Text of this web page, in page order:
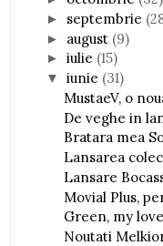
► septembrie
► august (9)
►iulie (15)
▼iunie (31)
MustaeV, o
De veghe in
Bratara mea
Lansarea
Lansare
Movial Plus,
Green, my
Noutati